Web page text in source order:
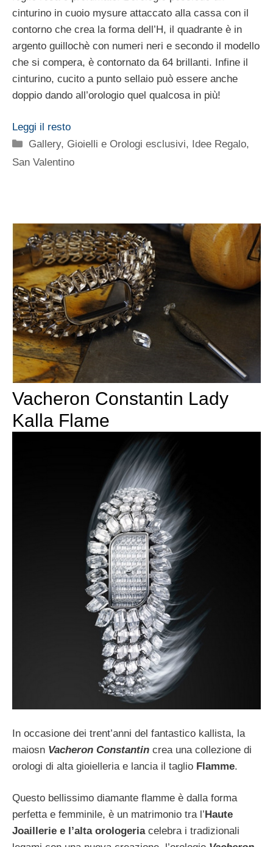
cinturino in cuoio mysure attaccato alla cassa con il
contorno che crea la forma dell’H, il quadrante è in
argento guillochè con numeri neri e secondo il modello
che si compera, è contornato da 64 brillanti. Infine il
cinturino, cucito a punto sellaio può essere anche
doppio dando all’orologio quel qualcosa in più!
Leggi il resto
Categorie
Gallery, Gioielli e Orologi esclusivi, Idee Regalo,
San Valentino
Vacheron Constantin Lady
Kalla Flame
In occasione dei trent’anni del fantastico kallista, la
maiosn Vacheron Constantin crea una collezione di
orologi di alta gioielleria e lancia il taglio Flamme.
Questo bellissimo diamante flamme è dalla forma
perfetta e femminile, è un matrimonio tra l’Haute
Joaillerie e l’alta orologeria celebra i tradizionali